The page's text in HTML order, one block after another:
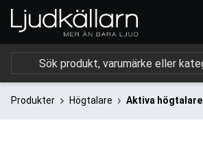
Produkter Högtalare Aktiva högtalare